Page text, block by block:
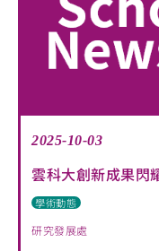
2025-10-03
雲科大創新成果閃
學術動態
研究發展處